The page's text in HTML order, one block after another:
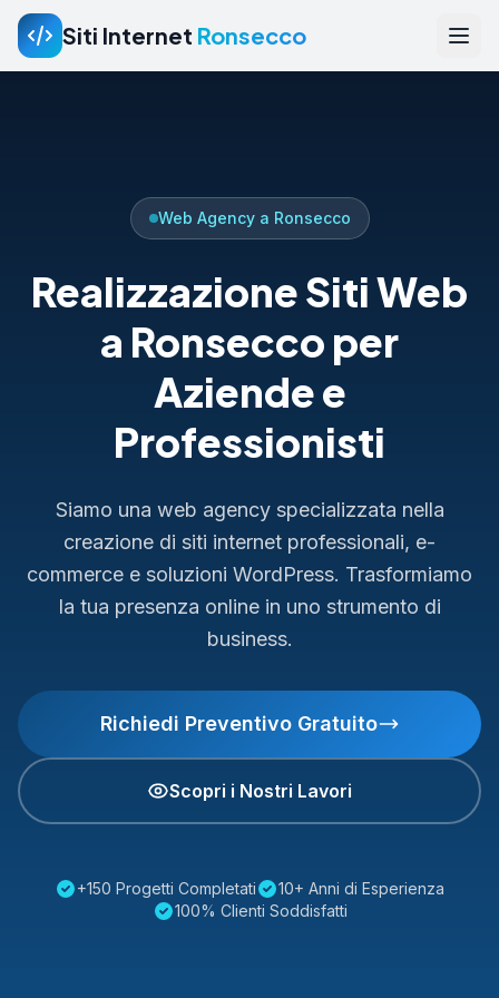
Siti Internet Ronsecco
Web Agency a Ronsecco
Realizzazione Siti Web
a Ronsecco per
Aziende e
Professionisti
Siamo una web agency specializzata nella
creazione di siti internet professionali, e-
commerce e soluzioni WordPress. Trasformiamo
la tua presenza online in uno strumento di
business.
Richiedi Preventivo Gratuito
Scopri i Nostri Lavori
+150 Progetti Completati
10+ Anni di Esperienza
100% Clienti Soddisfatti